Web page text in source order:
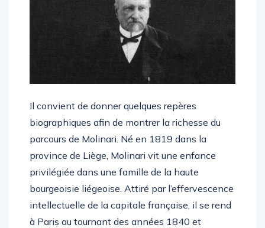
Il convient de donner quelques repères
biographiques afin de montrer la richesse du
parcours de Molinari. Né en 1819 dans la
province de Liège, Molinari vit une enfance
privilégiée dans une famille de la haute
bourgeoisie liégeoise. Attiré par l’effervescence
intellectuelle de la capitale française, il se rend
à Paris au tournant des années 1840 et